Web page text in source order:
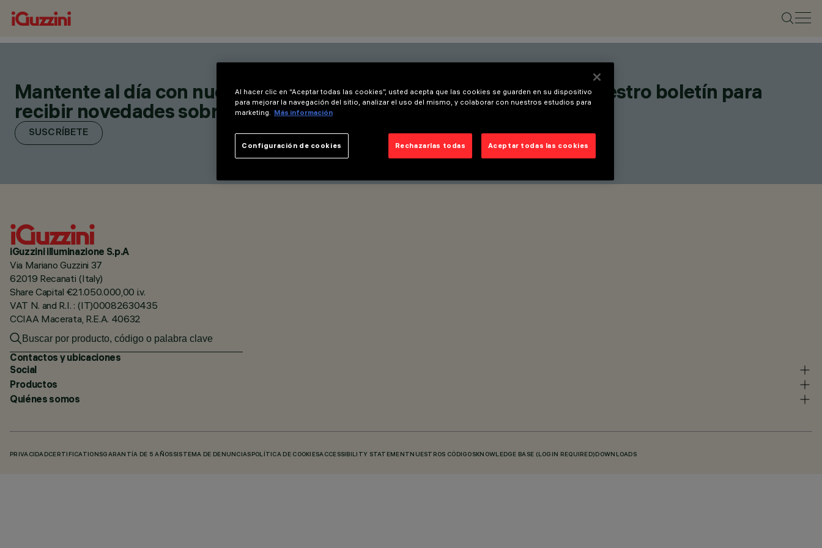
Mantente al día con nuestras últimas innovaciones. Suscríbete a nuestro boletín para
recibir novedades sobre nuevos productos, ferias e iniciativas.
SUSCRÍBETE
iGuzzini illuminazione S.p.A
Via Mariano Guzzini 37
62019 Recanati (Italy)
Share Capital €21.050.000,00 i.v.
VAT N. and R.I. : (IT)00082630435
CCIAA Macerata, R.E.A. 40632
Contactos y ubicaciones
Social
Productos
Quiénes somos
PRIVACIDADCERTIFICATIONSGARANTÍA DE 5 AÑOS SISTEMA DE DENUNCIAS POLÍTICA DE COOKIESACCESSIBILITY STATEMENT NUESTROS CÓDIGOS KNOWLEDGE BASE (LOGIN REQUIRED) DOWNLOADS
Al hacer clic en “Aceptar todas las cookies”, usted acepta que las cookies se guarden en su dispositivo
para mejorar la navegación del sitio, analizar el uso del mismo, y colaborar con nuestros estudios para
marketing. Más información
Rechazarlas todas Aceptar todas las cookies
Configuración de cookies